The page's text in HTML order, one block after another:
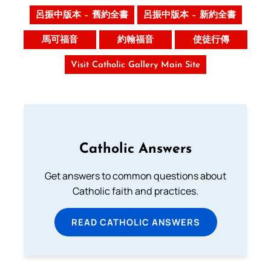
呂振中版本 – 舊約全書 呂振中版本 – 新約全書
馬可福音 約翰福音 使徒行傳
Visit Catholic Gallery Main Site
Catholic Answers
Get answers to common questions about
Catholic faith and practices.
READ CATHOLIC ANSWERS